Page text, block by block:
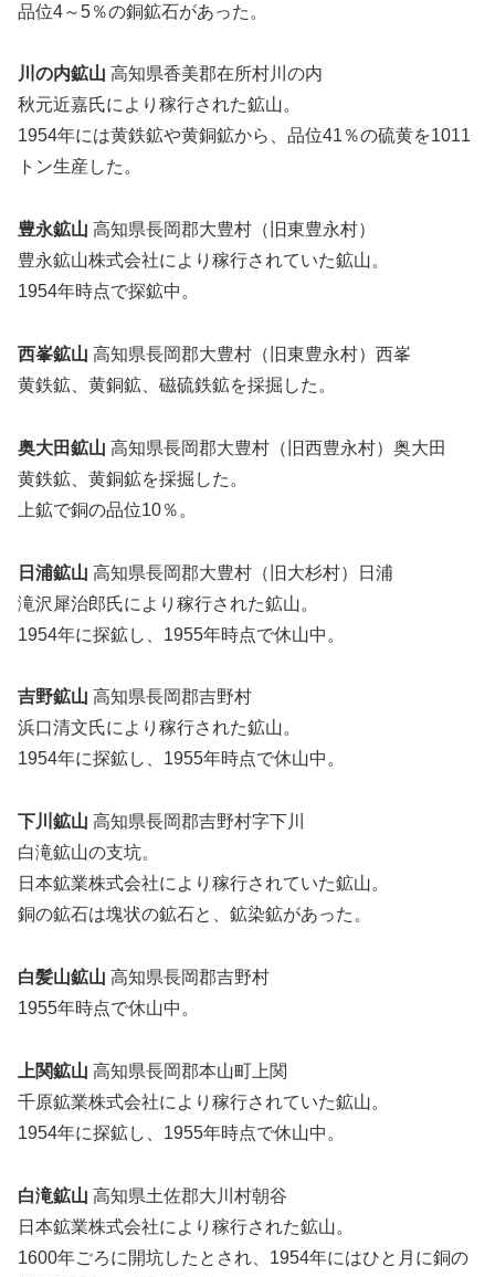
品位4～5％の銅鉱石があった。
川の内鉱山 高知県香美郡在所村川の内
秋元近嘉氏により稼行された鉱山。
1954年には黄鉄鉱や黄銅鉱から、品位41％の硫黄を1011
トン生産した。
豊永鉱山 高知県長岡郡大豊村（旧東豊永村）
豊永鉱山株式会社により稼行されていた鉱山。
1954年時点で探鉱中。
西峯鉱山 高知県長岡郡大豊村（旧東豊永村）西峯
黄鉄鉱、黄銅鉱、磁硫鉄鉱を採掘した。
奥大田鉱山 高知県長岡郡大豊村（旧西豊永村）奥大田
黄鉄鉱、黄銅鉱を採掘した。
上鉱で銅の品位10％。
日浦鉱山 高知県長岡郡大豊村（旧大杉村）日浦
滝沢犀治郎氏により稼行された鉱山。
1954年に探鉱し、1955年時点で休山中。
吉野鉱山 高知県長岡郡吉野村
浜口清文氏により稼行された鉱山。
1954年に探鉱し、1955年時点で休山中。
下川鉱山 高知県長岡郡吉野村字下川
白滝鉱山の支坑。
日本鉱業株式会社により稼行されていた鉱山。
銅の鉱石は塊状の鉱石と、鉱染鉱があった。
白髪山鉱山 高知県長岡郡吉野村
1955年時点で休山中。
上関鉱山 高知県長岡郡本山町上関
千原鉱業株式会社により稼行されていた鉱山。
1954年に探鉱し、1955年時点で休山中。
白滝鉱山 高知県土佐郡大川村朝谷
日本鉱業株式会社により稼行された鉱山。
1600年ごろに開坑したとされ、1954年にはひと月に銅の